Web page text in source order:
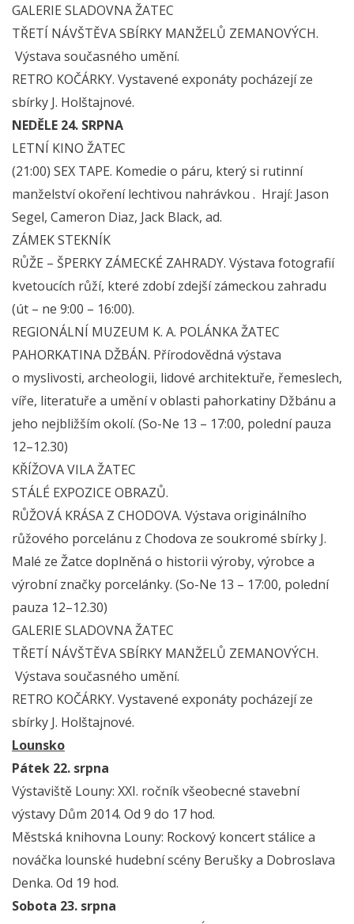
GALERIE SLADOVNA ŽATEC
TŘETÍ NÁVŠTĚVA SBÍRKY MANŽELŮ ZEMANOVÝCH.
Výstava současného umění.
RETRO KOČÁRKY. Vystavené exponáty pocházejí ze
sbírky J. Holštajnové.
NEDĚLE 24. SRPNA
LETNÍ KINO ŽATEC
(21:00) SEX TAPE. Komedie o páru, který si rutinní
manželství okoření lechtivou nahrávkou . Hrají: Jason
Segel, Cameron Diaz, Jack Black, ad.
ZÁMEK STEKNÍK
RŮŽE – ŠPERKY ZÁMECKÉ ZAHRADY. Výstava fotografií
kvetoucích růží, které zdobí zdejší zámeckou zahradu
(út – ne 9:00 – 16:00).
REGIONÁLNÍ MUZEUM K. A. POLÁNKA ŽATEC
PAHORKATINA DŽBÁN. Přírodovědná výstava
o myslivosti, archeologii, lidové architektuře, řemeslech,
víře, literatuře a umění v oblasti pahorkatiny Džbánu a
jeho nejbližším okolí. (So-Ne 13 – 17:00, polední pauza
12–12.30)
KŘÍŽOVA VILA ŽATEC
STÁLÉ EXPOZICE OBRAZŮ.
RŮŽOVÁ KRÁSA Z CHODOVA. Výstava originálního
růžového porcelánu z Chodova ze soukromé sbírky J.
Malé ze Žatce doplněná o historii výroby, výrobce a
výrobní značky porcelánky. (So-Ne 13 – 17:00, polední
pauza 12–12.30)
GALERIE SLADOVNA ŽATEC
TŘETÍ NÁVŠTĚVA SBÍRKY MANŽELŮ ZEMANOVÝCH.
Výstava současného umění.
RETRO KOČÁRKY. Vystavené exponáty pocházejí ze
sbírky J. Holštajnové.
Lounsko
Pátek 22. srpna
Výstaviště Louny: XXI. ročník všeobecné stavební
výstavy Dům 2014. Od 9 do 17 hod.
Městská knihovna Louny: Rockový koncert stálice a
nováčka lounské hudební scény Berušky a Dobroslava
Denka. Od 19 hod.
Sobota 23. srpna